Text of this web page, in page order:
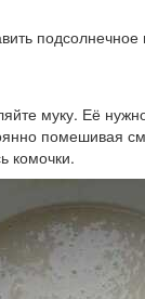
муку. Её
помешивая
комочки.